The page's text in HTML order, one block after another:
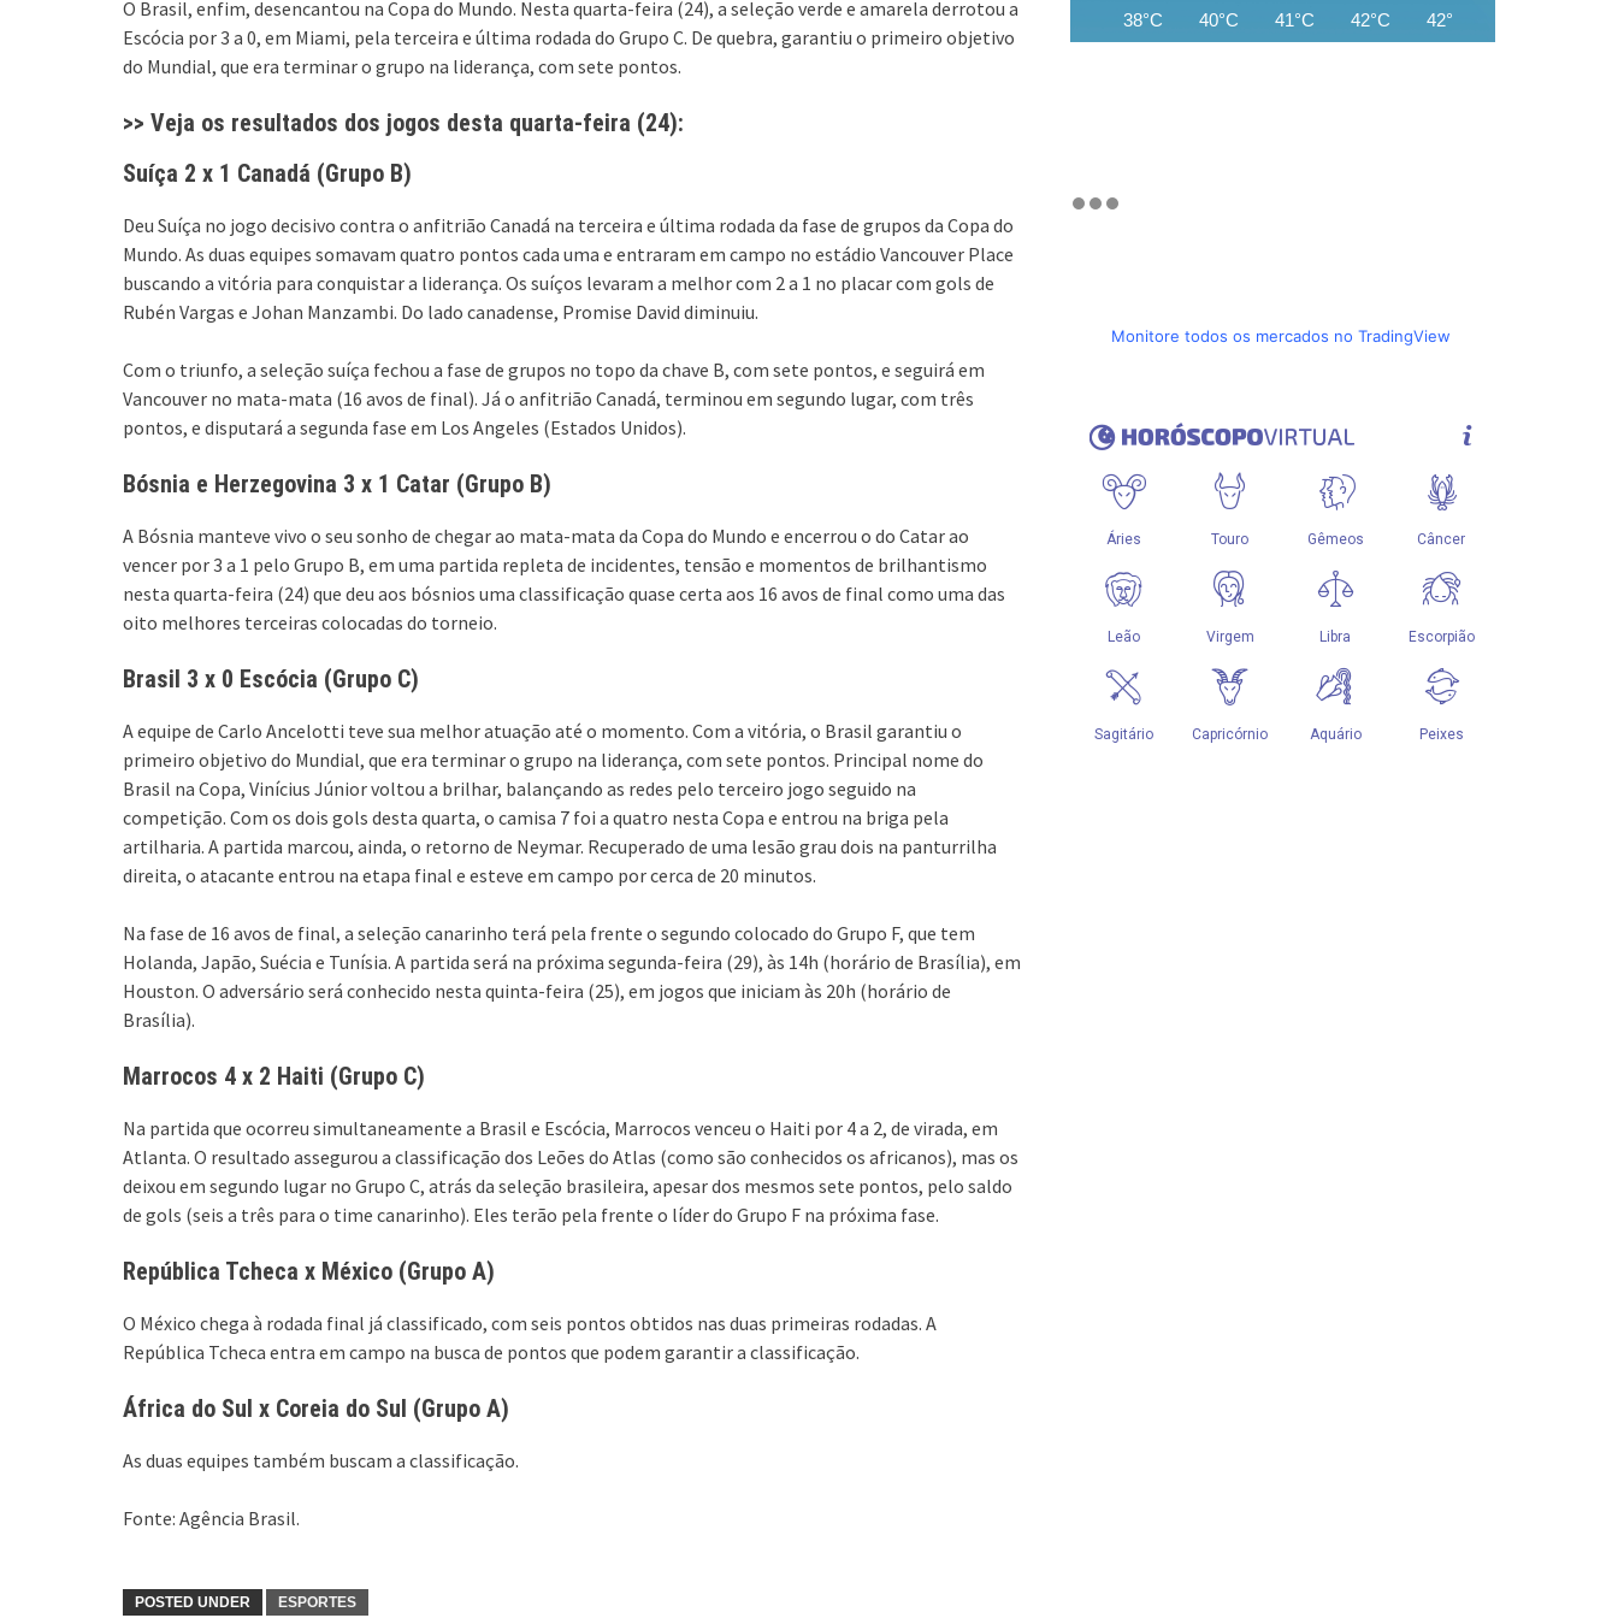
O Brasil, enfim, desencantou na Copa do Mundo. Nesta quarta-feira (24), a seleção verde e amarela derrotou a
Escócia por 3 a 0, em Miami, pela terceira e última rodada do Grupo C. De quebra, garantiu o primeiro objetivo
do Mundial, que era terminar o grupo na liderança, com sete pontos.
>> Veja os resultados dos jogos desta quarta-feira (24):
Suíça 2 x 1 Canadá (Grupo B)
Deu Suíça no jogo decisivo contra o anfitrião Canadá na terceira e última rodada da fase de grupos da Copa do
Mundo. As duas equipes somavam quatro pontos cada uma e entraram em campo no estádio Vancouver Place
buscando a vitória para conquistar a liderança. Os suíços levaram a melhor com 2 a 1 no placar com gols de
Rubén Vargas e Johan Manzambi. Do lado canadense, Promise David diminuiu.
Com o triunfo, a seleção suíça fechou a fase de grupos no topo da chave B, com sete pontos, e seguirá em
Vancouver no mata-mata (16 avos de final). Já o anfitrião Canadá, terminou em segundo lugar, com três
pontos, e disputará a segunda fase em Los Angeles (Estados Unidos).
Bósnia e Herzegovina 3 x 1 Catar (Grupo B)
A Bósnia manteve vivo o seu sonho de chegar ao mata-mata da Copa do Mundo e encerrou o do Catar ao
vencer por 3 a 1 pelo Grupo B, em uma partida repleta de incidentes, tensão e momentos de brilhantismo
nesta quarta-feira (24) que deu aos bósnios uma classificação quase certa aos 16 avos de final como uma das
oito melhores terceiras colocadas do torneio.
Brasil 3 x 0 Escócia (Grupo C)
A equipe de Carlo Ancelotti teve sua melhor atuação até o momento. Com a vitória, o Brasil garantiu o
primeiro objetivo do Mundial, que era terminar o grupo na liderança, com sete pontos. Principal nome do
Brasil na Copa, Vinícius Júnior voltou a brilhar, balançando as redes pelo terceiro jogo seguido na
competição. Com os dois gols desta quarta, o camisa 7 foi a quatro nesta Copa e entrou na briga pela
artilharia. A partida marcou, ainda, o retorno de Neymar. Recuperado de uma lesão grau dois na panturrilha
direita, o atacante entrou na etapa final e esteve em campo por cerca de 20 minutos.
Na fase de 16 avos de final, a seleção canarinho terá pela frente o segundo colocado do Grupo F, que tem
Holanda, Japão, Suécia e Tunísia. A partida será na próxima segunda-feira (29), às 14h (horário de Brasília), em
Houston. O adversário será conhecido nesta quinta-feira (25), em jogos que iniciam às 20h (horário de
Brasília).
Marrocos 4 x 2 Haiti (Grupo C)
Na partida que ocorreu simultaneamente a Brasil e Escócia, Marrocos venceu o Haiti por 4 a 2, de virada, em
Atlanta. O resultado assegurou a classificação dos Leões do Atlas (como são conhecidos os africanos), mas os
deixou em segundo lugar no Grupo C, atrás da seleção brasileira, apesar dos mesmos sete pontos, pelo saldo
de gols (seis a três para o time canarinho). Eles terão pela frente o líder do Grupo F na próxima fase.
República Tcheca x México (Grupo A)
O México chega à rodada final já classificado, com seis pontos obtidos nas duas primeiras rodadas. A
República Tcheca entra em campo na busca de pontos que podem garantir a classificação.
África do Sul x Coreia do Sul (Grupo A)
As duas equipes também buscam a classificação.
Fonte: Agência Brasil.
POSTED UNDER ESPORTES
38°C 40°C 41°C 42°C 42°C
Monitore todos os mercados no TradingView